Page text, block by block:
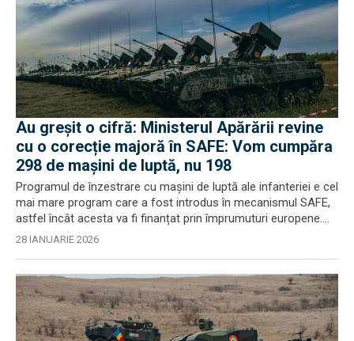
Au greșit o cifră: Ministerul Apărării revine
cu o corecție majoră în SAFE: Vom cumpăra
298 de mașini de luptă, nu 198
Programul de înzestrare cu mașini de luptă ale infanteriei e cel
mai mare program care a fost introdus în mecanismul SAFE,
astfel încât acesta va fi finanțat prin împrumuturi europene....
28 IANUARIE 2026